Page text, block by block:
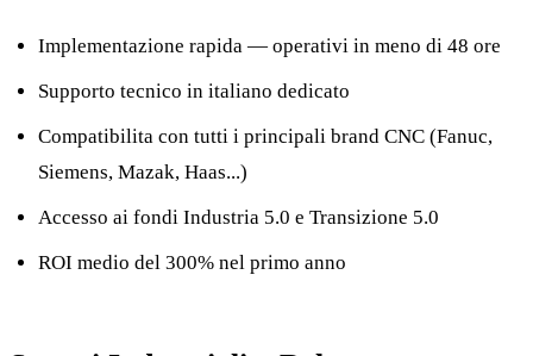
Implementazione rapida — operativi in meno di 48 ore
Supporto tecnico in italiano dedicato
Compatibilita con tutti i principali brand CNC (Fanuc,
Siemens, Mazak, Haas...)
Accesso ai fondi Industria 5.0 e Transizione 5.0
ROI medio del 300% nel primo anno